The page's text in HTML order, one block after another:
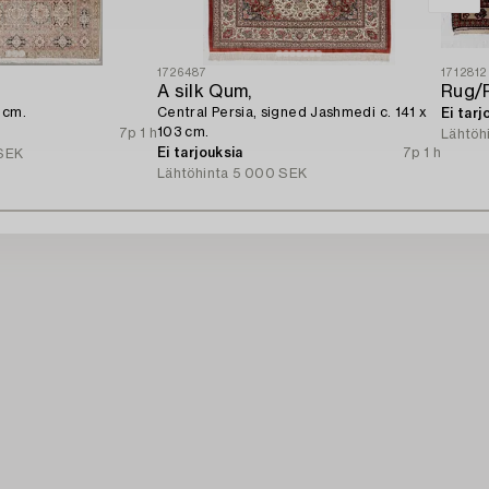
7p 1 h
1726487
A silk Qum,
Central Persia, signed Jashmedi c. 141 x
103 cm.
Ei tarjouksia
7p 1 h
Lähtöhinta 5 000 SEK
1712812
Ei